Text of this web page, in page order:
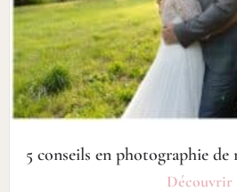
5 conseils en photographie de
Découvrir